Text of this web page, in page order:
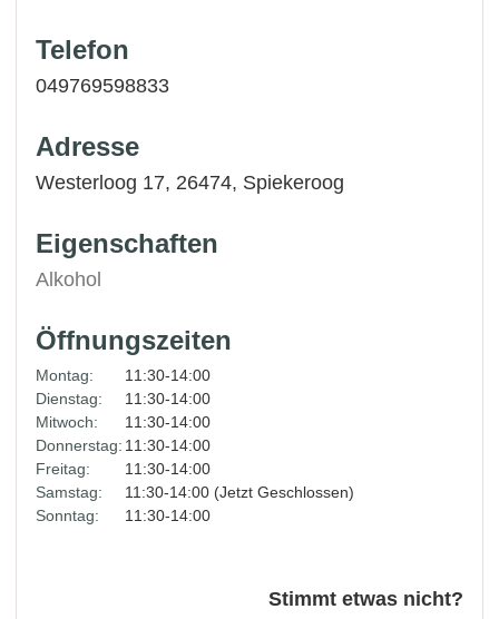
Telefon
049769598833
Adresse
Westerloog 17, 26474, Spiekeroog
Eigenschaften
Alkohol
Öffnungszeiten
Montag:
11:30-14:00
Dienstag:
11:30-14:00
Mitwoch:
11:30-14:00
Donnerstag: 11:30-14:00
Freitag:
11:30-14:00
Samstag:
11:30-14:00 (Jetzt Geschlossen)
Sonntag:
11:30-14:00
Stimmt etwas nicht?